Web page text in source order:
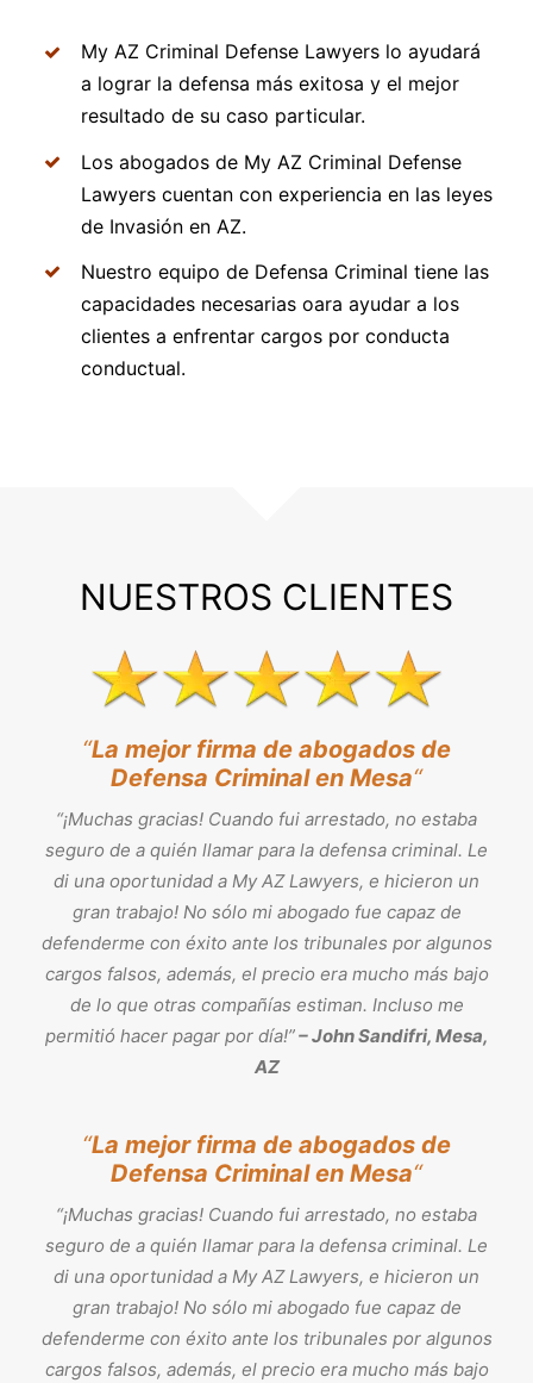
My AZ Criminal Defense Lawyers lo ayudará
a lograr la defensa más exitosa y el mejor
resultado de su caso particular.
Los abogados de My AZ Criminal Defense
Lawyers cuentan con experiencia en las leyes
de Invasión en AZ.
Nuestro equipo de Defensa Criminal tiene las
capacidades necesarias oara ayudar a los
clientes a enfrentar cargos por conducta
conductual.
NUESTROS CLIENTES
“La mejor firma de abogados de
Defensa Criminal en Mesa“
“¡Muchas gracias! Cuando fui arrestado, no estaba
seguro de a quién llamar para la defensa criminal. Le
di una oportunidad a My AZ Lawyers, e hicieron un
gran trabajo! No sólo mi abogado fue capaz de
defenderme con éxito ante los tribunales por algunos
cargos falsos, además, el precio era mucho más bajo
de lo que otras compañías estiman. Incluso me
permitió hacer pagar por día!”– John Sandifri, Mesa,
AZ
“La mejor firma de abogados de
Defensa Criminal en Mesa“
“¡Muchas gracias! Cuando fui arrestado, no estaba
seguro de a quién llamar para la defensa criminal. Le
di una oportunidad a My AZ Lawyers, e hicieron un
gran trabajo! No sólo mi abogado fue capaz de
defenderme con éxito ante los tribunales por algunos
cargos falsos, además, el precio era mucho más bajo